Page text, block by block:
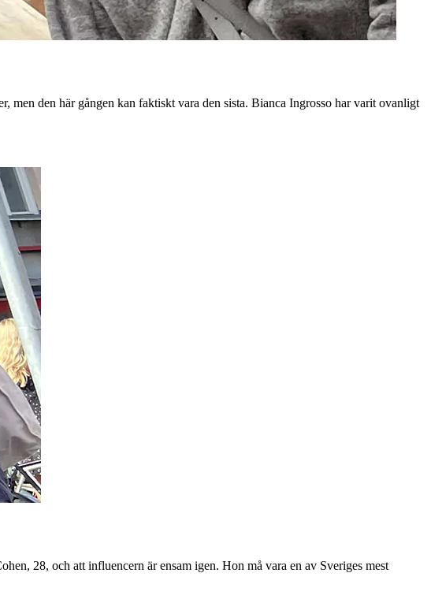
men den här gången kan faktiskt vara den sista. Bianca Ingrosso har varit ovanligt
28, och att influencern är ensam igen. Hon må vara en av Sveriges mest